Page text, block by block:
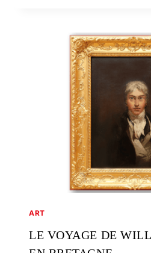
AQUARELLÉE
DES
CHAMPS
ET
DES
GRÈVES
ART
LE VOYAGE DE